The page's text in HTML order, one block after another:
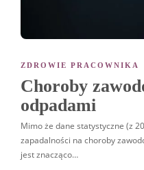
ZDROWIE PRACOWNIKA
Choroby
odpadami
Mimo że dane statystyczne (z
zapadalności na choroby
jest znacząco…